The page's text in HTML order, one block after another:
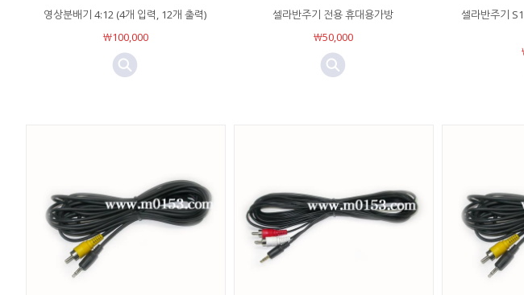
영상분배기 4:12 (4개 입력, 12개 출력)
￦100,000
셀라반주기 전용 휴대용가방
￦50,000
셀라반주기